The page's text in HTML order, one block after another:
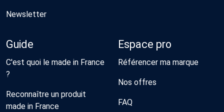
Newsletter
Guide
C'est quoi le made in France
?
Reconnaître un produit
made in France
Espace pro
Référencer ma marque
Nos offres
FAQ